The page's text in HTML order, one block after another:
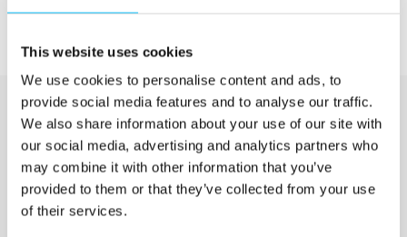
This website uses cookies
We use cookies to personalise content and ads, to
provide social media features and to analyse our traffic.
We also share information about your use of our site with
our social media, advertising and analytics partners who
may combine it with other information that you’ve
provided to them or that they’ve collected from your use
of their services.
Katso myös